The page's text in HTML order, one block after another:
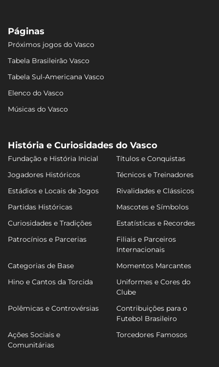
Páginas
Próximos jogos do Vasco
Tabela Brasileirão Vasco
Tabela Sul-Americana Vasco
Elenco do Vasco
Músicas do Vasco
História e Curiosidades do Vasco
Fundação e História Inicial
Títulos e Conquistas
Jogadores Históricos
Técnicos e Treinadores
Estádios e Locais de Jogos
Rivalidades e Clássicos
Partidas Históricas
Mascotes e Símbolos
Curiosidades e Tradições
Estatísticas e Recordes
Patrocínios e Parcerias
Filiais e Parceiros
Internacionais
Categorias de Base
Momentos Marcantes
Hino e Cantos da Torcida
Uniformes e Cores do
Clube
Polêmicas e Controvérsias
Contribuições para o
Futebol Brasileiro
Ações Sociais e
Comunitárias
Torcedores Famosos